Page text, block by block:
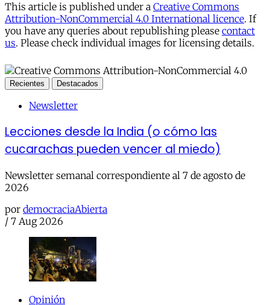
This article is published under a Creative Commons
Attribution-NonCommercial 4.0 International licence. If
you have any queries about republishing please contact
us. Please check individual images for licensing details.
Recientes Destacados
Newsletter
Lecciones desde la India (o cómo las
cucarachas pueden vencer al miedo)
Newsletter semanal correspondiente al 7 de agosto de
2026
por democraciaAbierta
/ 7 Aug 2026
Opinión